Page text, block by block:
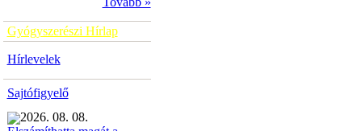
Gyógyszerészi Hírlap
Hírlevelek
Sajtófigyelő
2026. 08. 08.